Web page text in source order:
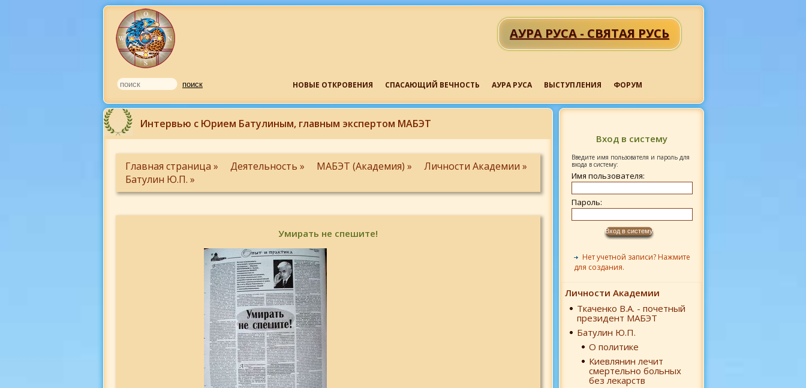
АУРА РУСА - СВЯТАЯ РУСЬ
НОВЫЕ ОТКРОВЕНИЯ СПАСАЮЩИЙ ВЕЧНОСТЬ АУРА РУСА ВЫСТУПЛЕНИЯ ФОРУМ
Вход в систему
Введите имя пользователя и пароль для
входа в систему:
Имя пользователя:
Пароль:
Нет учетной записи? Нажмите
для создания.
Личности Академии
Ткаченко В.А. - почетный
президент МАБЭТ
Батулин Ю.П.
О политике
Киевлянин лечит
смертельно больных
без лекарств
Интервью с Юрием Батулиным, главным экспертом МАБЭТ
Главная страница » Деятельность » МАБЭТ (Академия) »
Личности Академии »
Батулин Ю.П. »
Умирать не спешите!